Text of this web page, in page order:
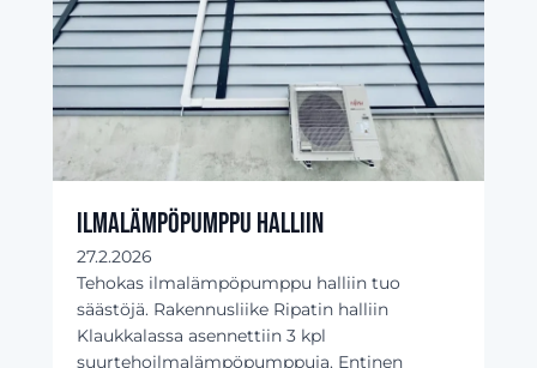
Ilmalämpöpumppu halliin
27.2.2026
Tehokas ilmalämpöpumppu halliin tuo
säästöjä. Rakennusliike Ripatin halliin
Klaukkalassa asennettiin 3 kpl
suurtehoilmalämpöpumppuja. Entinen